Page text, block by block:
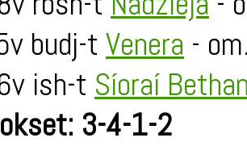
budj-t Venera -
ish-t Síoraí
3-4-1-2